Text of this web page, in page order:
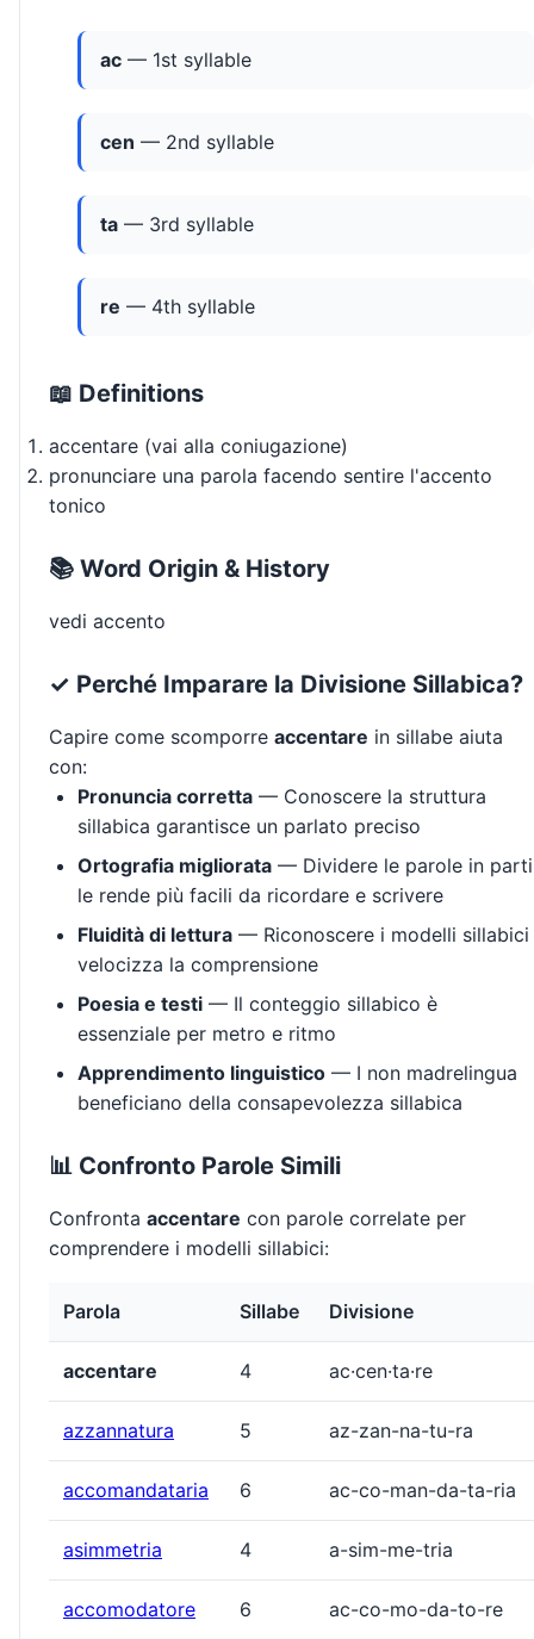
ac — 1st syllable
cen — 2nd syllable
ta — 3rd syllable
re — 4th syllable
📖 Definitions
accentare (vai alla coniugazione)
pronunciare una parola facendo sentire l'accento
tonico
📚 Word Origin & History
vedi accento
✓ Perché Imparare la Divisione Sillabica?
Capire come scomporre accentare in sillabe aiuta
con:
Pronuncia corretta — Conoscere la struttura
sillabica garantisce un parlato preciso
Ortografia migliorata — Dividere le parole in parti
le rende più facili da ricordare e scrivere
Fluidità di lettura — Riconoscere i modelli sillabici
velocizza la comprensione
Poesia e testi — Il conteggio sillabico è
essenziale per metro e ritmo
Apprendimento linguistico — I non madrelingua
beneficiano della consapevolezza sillabica
📊 Confronto Parole Simili
Confronta accentare con parole correlate per
comprendere i modelli sillabici:
Parola Sillabe Divisione
accentare 4 ac·cen·ta·re
azzannatura 5 az-zan-na-tu-ra
accomandataria 6 ac-co-man-da-ta-ria
asimmetria 4 a-sim-me-tria
accomodatore 6 ac-co-mo-da-to-re